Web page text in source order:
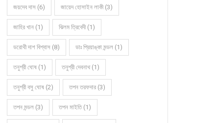
জয়দেব দাস (6) জায়েদ হোসাইন লাকী (3)
জাহির খান (1) ঝিলম ত্রিবেদী (1)
ডরোথী দাশ বিশ্বাস (8) ডাঃ প্রিয়াঙ্কা মন্ডল (1)
তনুশ্রী ঘোষ (1) তনুশ্রী দেবনাথ (1)
তনুশ্রী বসু ঘোষ (2) তপন তরফদার (3)
তপন মন্ডল (3) তপন মাইতি (1)